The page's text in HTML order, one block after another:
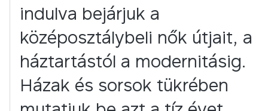
indulva bejárjuk a
középosztálybeli nők útjait, a
háztartástól a modernitásig.
Házak és sorsok tükrében